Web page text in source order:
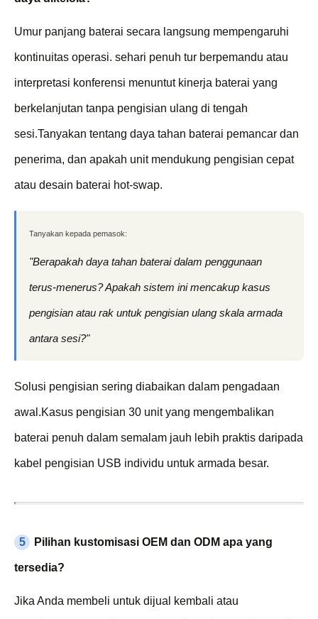
Umur panjang baterai secara langsung mempengaruhi
kontinuitas operasi. sehari penuh tur berpemandu atau
interpretasi konferensi menuntut kinerja baterai yang
berkelanjutan tanpa pengisian ulang di tengah
sesi.Tanyakan tentang daya tahan baterai pemancar dan
penerima, dan apakah unit mendukung pengisian cepat
atau desain baterai hot-swap.
Tanyakan kepada pemasok:
"Berapakah daya tahan baterai dalam penggunaan
terus-menerus? Apakah sistem ini mencakup kasus
pengisian atau rak untuk pengisian ulang skala armada
antara sesi?"
Solusi pengisian sering diabaikan dalam pengadaan
awal.Kasus pengisian 30 unit yang mengembalikan
baterai penuh dalam semalam jauh lebih praktis daripada
kabel pengisian USB individu untuk armada besar.
5 Pilihan kustomisasi OEM dan ODM apa yang
tersedia?
Jika Anda membeli untuk dijual kembali atau